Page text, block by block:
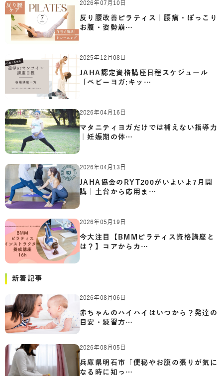
2026年07月10日
反り腰改善ピラティス｜腰痛・ぽっこり
お腹・姿勢崩…
2025年12月08日
JAHA認定資格講座日程スケジュール
「ベビーヨガ:キッ…
2026年04月16日
マタニティヨガだけでは補えない指導力
｜妊娠期の体…
2026年04月13日
JAHA協会のRYT200がいよいよ7月開
講｜土台から応用ま…
2026年05月19日
今大注目【BMMピラティス資格講座と
は？】コアからカ…
新着記事
2026年08月06日
赤ちゃんのハイハイはいつから？発達の
目安・練習方…
2026年08月05日
兵庫県明石市「便秘やお腹の張りが気に
なる時に知っ…